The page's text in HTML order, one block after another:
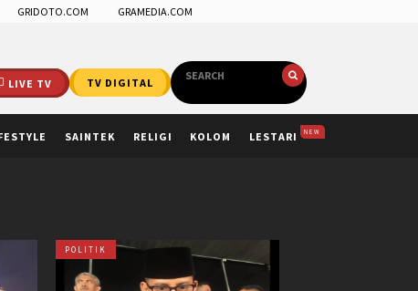
GRIDOTO.COM
GRAMEDIA.COM
LIVE TV TV DIGITAL
SAINTEK RELIGI KOLOM LESTARI NEW
POLITIK